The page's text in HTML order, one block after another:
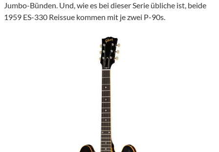
Jumbo-Bünden. Und, wie es bei dieser Serie übliche ist, beide
1959 ES-330 Reissue kommen mit je zwei P-90s.